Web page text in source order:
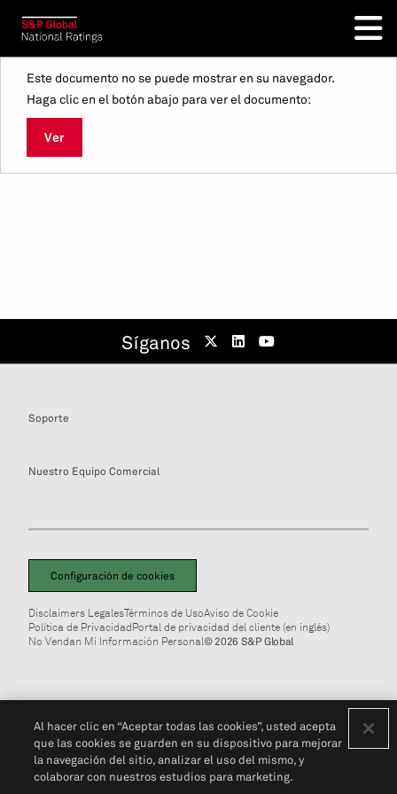
Este documento no se puede mostrar en su navegador.
Haga clic en el botón abajo para ver el documento:
Ver
Síganos
Soporte
Nuestro Equipo Comercial
Configuración de cookies
Disclaimers LegalesTérminos de UsoAviso de Cookie
Política de PrivacidadPortal de privacidad del cliente (en inglés)
No Vendan Mi Información Personal© 2026 S&P Global
Al hacer clic en “Aceptar todas las cookies”, usted acepta
que las cookies se guarden en su dispositivo para mejorar
la navegación del sitio, analizar el uso del mismo, y
colaborar con nuestros estudios para marketing.